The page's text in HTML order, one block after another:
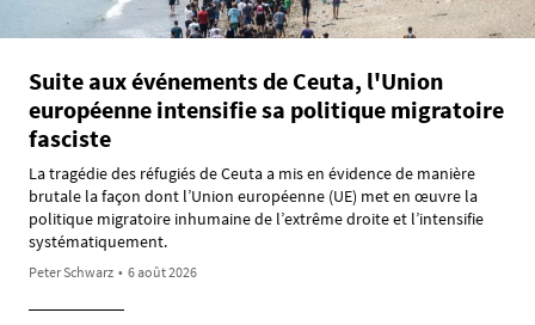
Suite aux événements de Ceuta, l'Union
européenne intensifie sa politique migratoire
fasciste
La tragédie des réfugiés de Ceuta a mis en évidence de manière
brutale la façon dont l’Union européenne (UE) met en œuvre la
politique migratoire inhumaine de l’extrême droite et l’intensifie
systématiquement.
Peter Schwarz • 6 août 2026